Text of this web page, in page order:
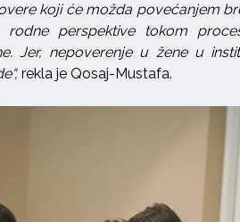
koji će možda povećanjem
rodne perspektive tokom
Jer, nepoverenje u žene u
rekla je Qosaj-Mustafa.